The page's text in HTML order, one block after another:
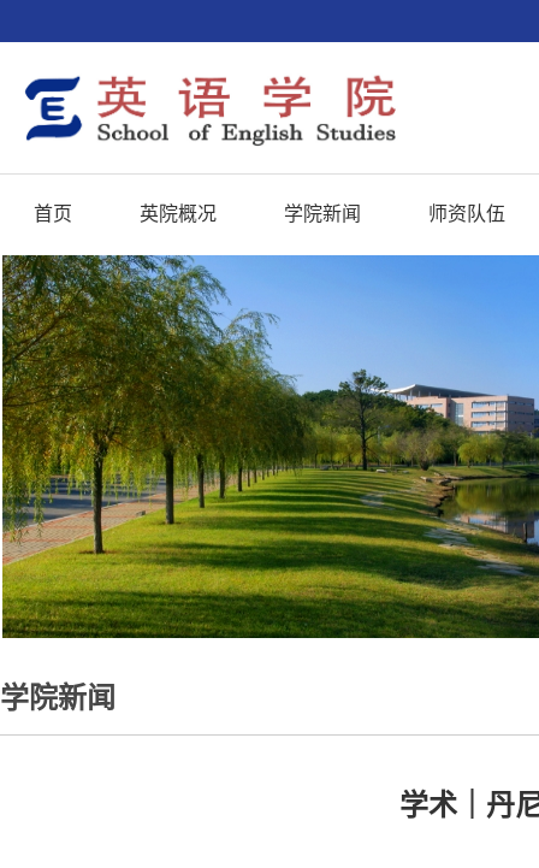
首页 英院概况 学院新闻 师资队伍
学院新闻
学术｜丹